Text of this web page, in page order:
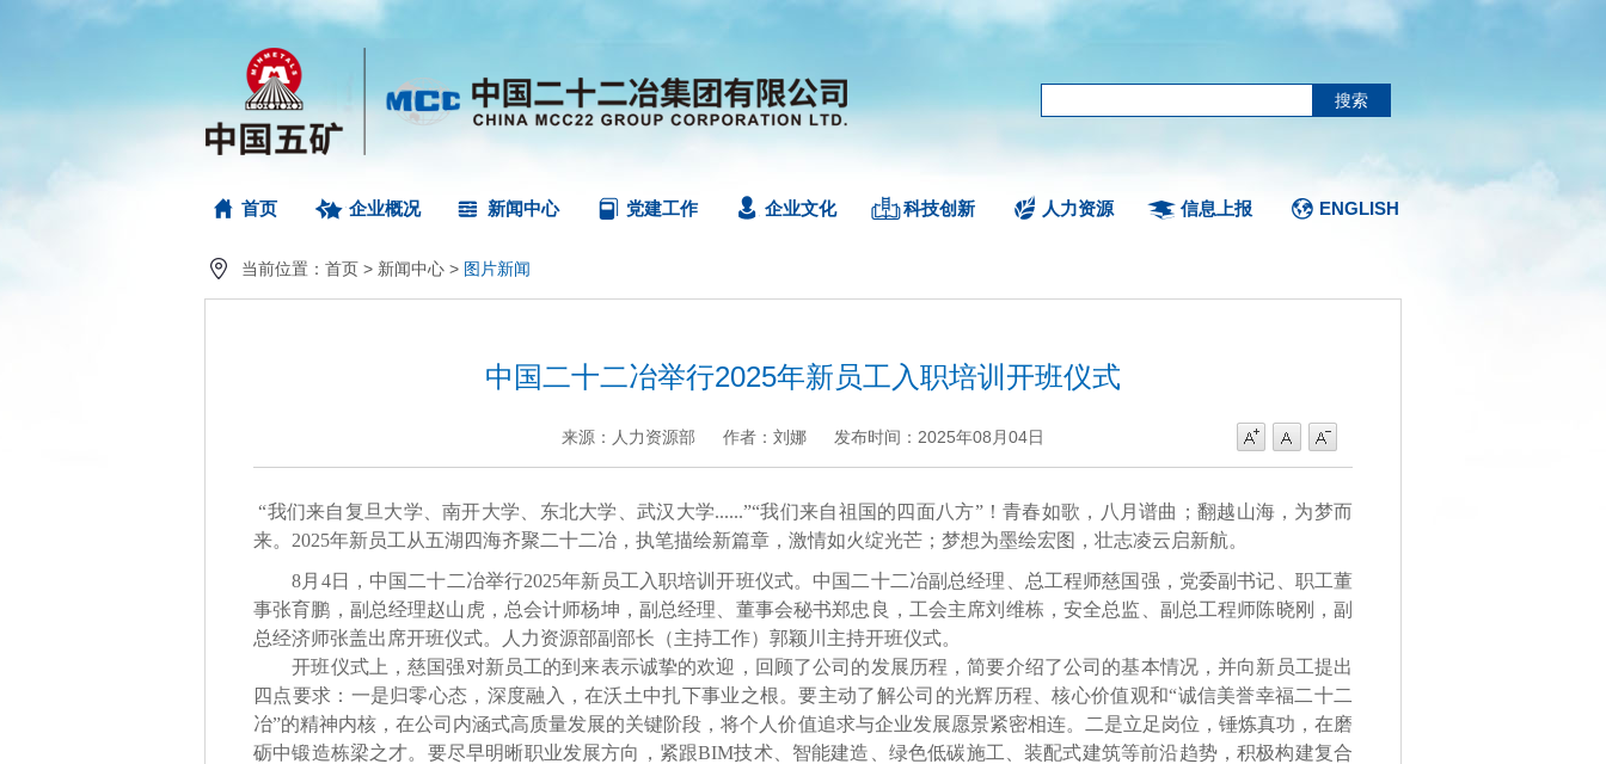
首页 企业概况 新闻中心 党建工作 企业文化 科技创新 人力资源 信息上报 ENGLISH
当前位置： 首页 > 新闻中心 > 图片新闻
中国二十二冶举行2025年新员工入职培训开班仪式
来源：人力资源部 作者：刘娜 发布时间：2025年08月04日
+ . -
“我们来自复旦大学、南开大学、东北大学、武汉大学......”“我们来自祖国的四面八方”！青春如歌，八月谱曲；翻越山海，为梦而
来。2025年新员工从五湖四海齐聚二十二冶，执笔描绘新篇章，激情如火绽光芒；梦想为墨绘宏图，壮志凌云启新航。
8月4日，中国二十二冶举行2025年新员工入职培训开班仪式。中国二十二冶副总经理、总工程师慈国强，党委副书记、职工董
事张育鹏，副总经理赵山虎，总会计师杨坤，副总经理、董事会秘书郑忠良，工会主席刘维栋，安全总监、副总工程师陈晓刚，副
总经济师张盖出席开班仪式。人力资源部副部长（主持工作）郭颖川主持开班仪式。
开班仪式上，慈国强对新员工的到来表示诚挚的欢迎，回顾了公司的发展历程，简要介绍了公司的基本情况，并向新员工提出
四点要求：一是归零心态，深度融入，在沃土中扎下事业之根。要主动了解公司的光辉历程、核心价值观和“诚信美誉幸福二十二
冶”的精神内核，在公司内涵式高质量发展的关键阶段，将个人价值追求与企业发展愿景紧密相连。二是立足岗位，锤炼真功，在磨
砺中锻造栋梁之才。要尽早明晰职业发展方向，紧跟BIM技术、智能建造、绿色低碳施工、装配式建筑等前沿趋势，积极构建复合